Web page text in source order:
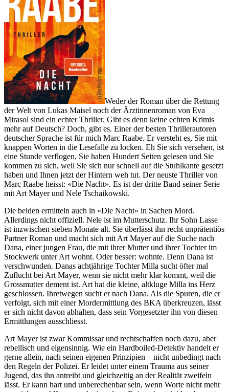
Weder der Roman über die Rettung
der Welt von Lukas Maisel noch der Ärztinnenroman von Eva
Mirasol sind ein echter Thriller. Gibt es denn keine echten Krimis
mehr auf Deutsch? Doch, gibt es. Einer der besten Thrillerautoren
deutscher Sprache ist für mich Marc Raabe. Er versteht es, Sie mit
knappen Worten in die Lesefalle zu locken. Eh Sie sich versehen, ist
eine Stunde verflogen, Sie haben Hundert Seiten gelesen und Sie
kommen zu sich, weil Sie sich nur schnell auf die Stuhlkante gesetzt
haben und Ihnen jetzt der Hintern weh tut. Der neuste Thriller von
Marc Raabe heisst: «Die Nacht». Es ist der dritte Band seiner Serie
mit Art Mayer und Nele Tschaikowski.
Die beiden ermitteln auch in «Die Nacht» in Sachen Mord.
Allerdings nicht offiziell. Nele ist im Mutterschutz. Ihr Sohn Lasse
ist inzwischen sieben Monate alt. Sie überlässt ihn recht unprätentiös
Partner Roman und macht sich mit Art Mayer auf die Suche nach
Dana, einer jungen Frau, die mit ihrer Mutter und ihrer Tochter im
Stockwerk unter Art wohnt. Oder besser: wohnte. Denn Dana ist
verschwunden. Danas achtjährige Tochter Milla sucht öfter mal
Zuflucht bei Art Mayer, wenn sie nicht mehr klar kommt, weil die
Grossmutter dement ist. Art hat die kleine, altkluge Milla ins Herz
geschlossen. Ihretwegen sucht er nach Dana. Als die Spuren, die er
verfolgt, sich mit einer Mordermittlung des BKA überkreuzen, lässt
er sich nicht davon abhalten, dass sein Vorgesetzter ihn von diesen
Ermittlungen ausschliesst.
Art Mayer ist zwar Kommissar und rechtschaffen noch dazu, aber
rebellisch und eigensinnig. Wie ein Hardboiled-Detektiv handelt er
gerne allein, nach seinen eigenen Prinzipien – nicht unbedingt nach
den Regeln der Polizei. Er leidet unter einem Trauma aus seiner
Jugend, das ihn antreibt und gleichzeitig an der Realität zweifeln
lässt. Er kann hart und unberechenbar sein, wenn Worte nicht mehr